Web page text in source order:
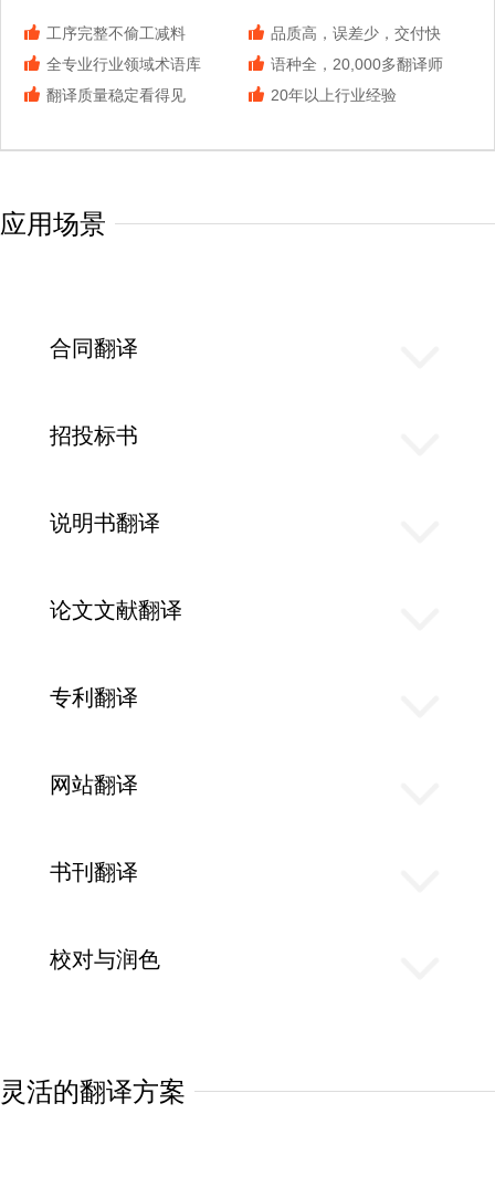
工序完整不偷工减料
品质高，误差少，交付快
全专业行业领域术语库
语种全，20,000多翻译师
翻译质量稳定看得见
20年以上行业经验
应用场景
合同翻译
招投标书
说明书翻译
论文文献翻译
专利翻译
网站翻译
书刊翻译
校对与润色
灵活的翻译方案